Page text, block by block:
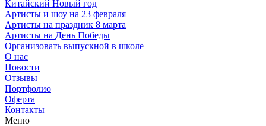
Китайский Новый год
Артисты и шоу на 23 февраля
Артисты на праздник 8 марта
Артисты на День Победы
Организовать выпускной в школе
О нас
Новости
Отзывы
Портфолио
Оферта
Контакты
Меню